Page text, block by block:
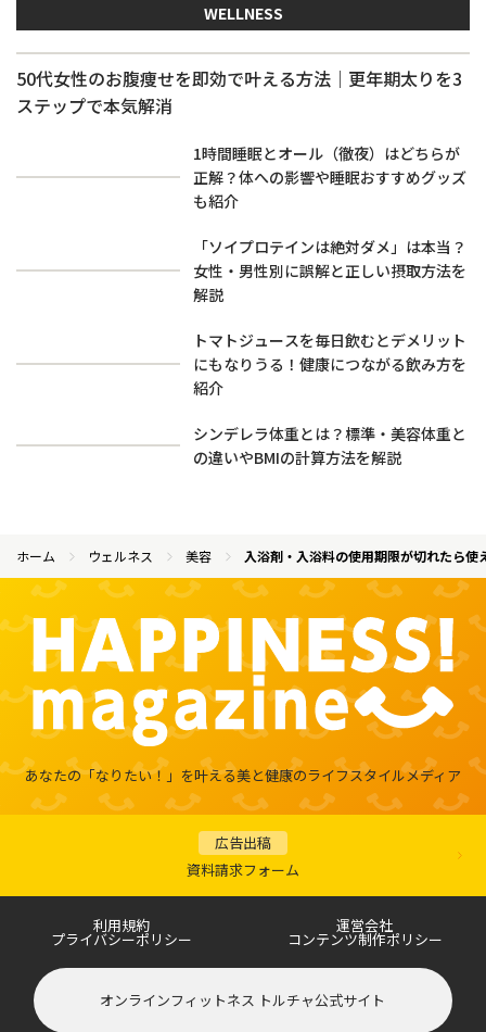
WELLNESS
50代女性のお腹痩せを即効で叶える方法｜更年期太りを3
ステップで本気解消
1時間睡眠とオール（徹夜）はどちらが
正解？体への影響や睡眠おすすめグッズ
も紹介
「ソイプロテインは絶対ダメ」は本当？
女性・男性別に誤解と正しい摂取方法を
解説
トマトジュースを毎日飲むとデメリット
にもなりうる！健康につながる飲み方を
紹介
シンデレラ体重とは？標準・美容体重と
の違いやBMIの計算方法を解説
ホーム ウェルネス 美容 入浴剤・入浴料の使用期限が切れたら
あなたの「なりたい！」を叶える美と健康のライフスタイルメディア
広告出稿
資料請求フォーム
利用規約 運営会社
プライバシーポリシー コンテンツ制作ポリシー
オンラインフィットネス トルチャ公式サイト